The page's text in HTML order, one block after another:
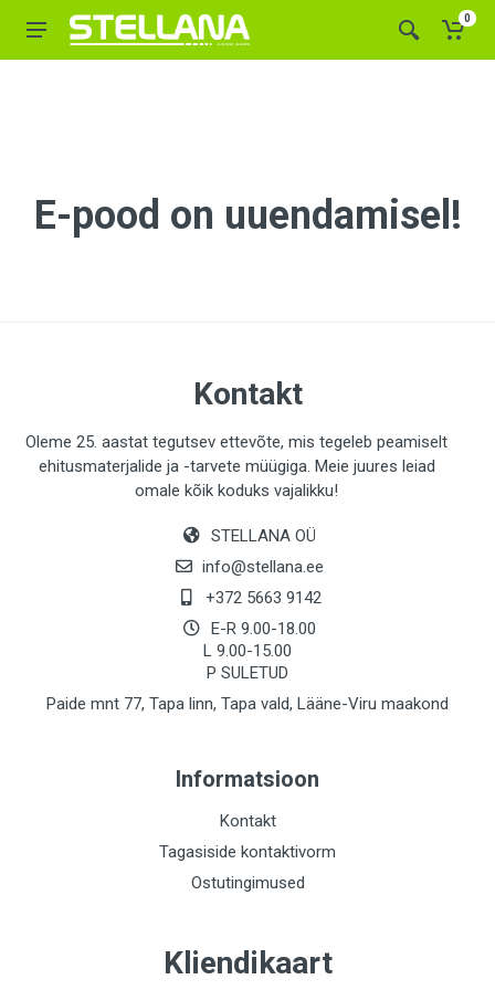
0
E-pood on uuendamisel!
Kontakt
Oleme 25. aastat tegutsev ettevõte, mis tegeleb peamiselt
ehitusmaterjalide ja -tarvete müügiga. Meie juures leiad
omale kõik koduks vajalikku!
STELLANA OÜ
info@stellana.ee
+372 5663 9142
E-R 9.00-18.00
L 9.00-15.00
P SULETUD
Paide mnt 77, Tapa linn, Tapa vald, Lääne-Viru maakond
Informatsioon
Kontakt
Tagasiside kontaktivorm
Ostutingimused
Kliendikaart